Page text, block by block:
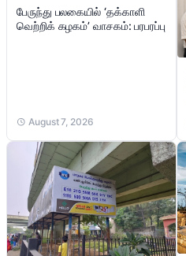
பேருந்து பலகையில் ‘தக்காளி
வெற்றிக் கழகம்’ வாசகம்: பரபரப்பு
August 7, 2026